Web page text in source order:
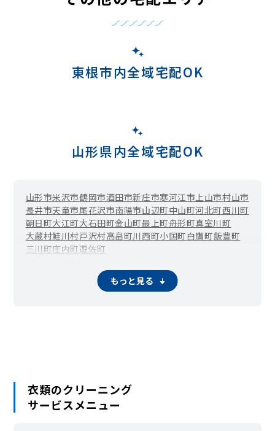
東根市内全域宅配OK
山形県内全域宅配OK
山形市米沢市鶴岡市酒田市新庄市寒河江市 上山市村山市
長井市天童市尾花沢市南陽市山辺町中山町河北町西川町
朝日町大江町大石田町金山町最上町舟形町真室川町
大蔵村鮭川村戸沢村高畠町川西町小国町白鷹町飯豊町
三川町庄内町遊佐町
もっと見る
衣類のクリーニング
サービスメニュー